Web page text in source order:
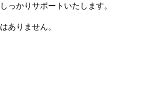
っかりサポートいたします。
ありません。